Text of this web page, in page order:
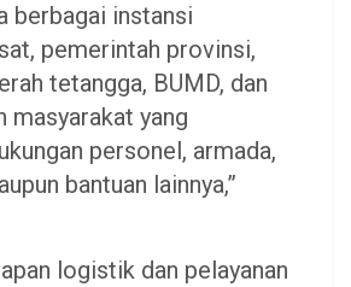
berbagai instansi
pemerintah provinsi,
tetangga, BUMD, dan
masyarakat yang
personel, armada,
bantuan lainnya,”
logistik dan pelayanan